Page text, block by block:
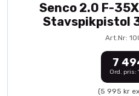
Senco 2.0 F-
Stavspikpistol
Art.Nr:
7
Ord. pris:
(5 995 kr